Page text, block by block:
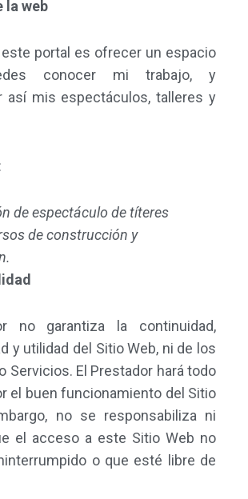
la web
portal es ofrecer un espacio
conocer mi trabajo, y
así mis espectáculos, talleres y
de espectáculo de títeres
de construcción y
no garantiza la continuidad,
y utilidad del Sitio Web, ni de los
Servicios. El Prestador hará todo
el buen funcionamiento del Sitio
no se responsabiliza ni
el acceso a este Sitio Web no
o que esté libre de